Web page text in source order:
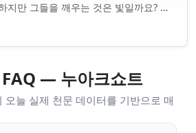
지만 그들을 깨우는 것은 빛일까요? 아
요? ...
— 누아크쇼트
오늘 실제 천문 데이터를 기반으로 매